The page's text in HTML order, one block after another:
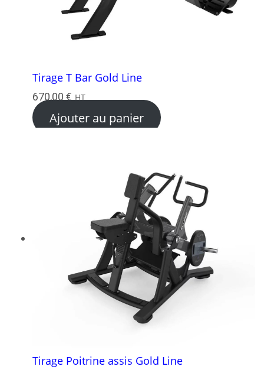
Tirage T Bar Gold Line
670,00 € HT
Ajouter au panier
Tirage Poitrine assis Gold Line